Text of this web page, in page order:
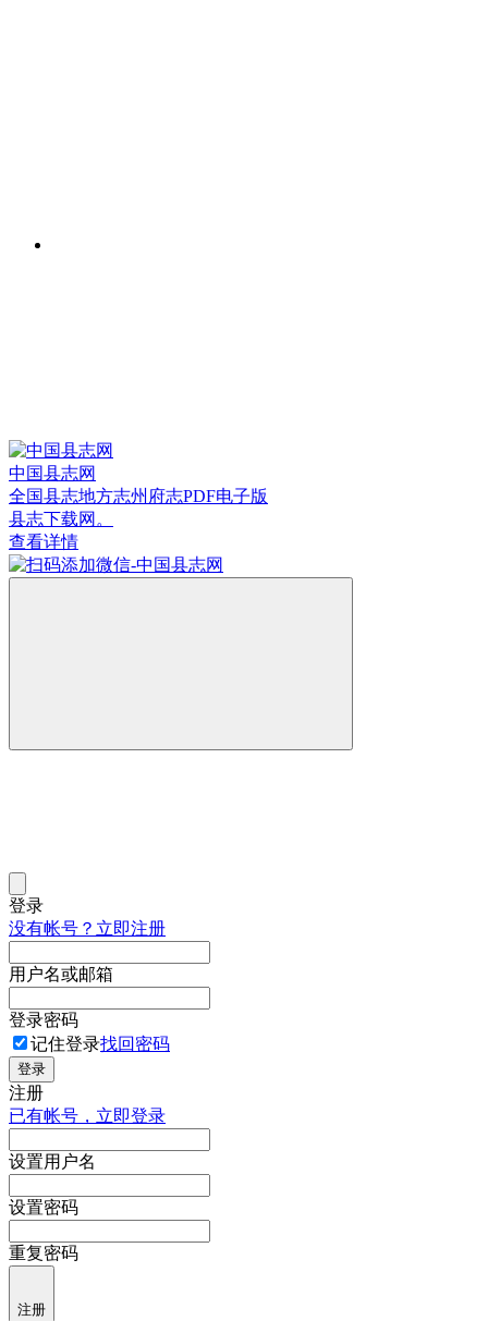
中国县志网
全国县志地方志州府志PDF电子版
县志下载网。
查看详情
登录
没有帐号？立即注册
用户名或邮箱
登录密码
记住登录找回密码
登录
注册
已有帐号，立即登录
设置用户名
设置密码
重复密码
注册